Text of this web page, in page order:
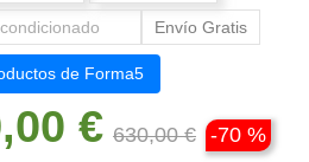
Envío Gratis
de Forma5
€ 630,00 € -70 %